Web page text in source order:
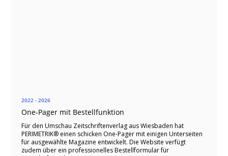
2022 - 2026
One-Pager mit Bestellfunktion
Für den Umschau Zeitschriftenverlag aus Wiesbaden hat
PERIMETRIK® einen schicken One-Pager mit einigen Unterseiten
für ausgewählte Magazine entwickelt. Die Website verfügt
zudem über ein professionelles Bestellformular für